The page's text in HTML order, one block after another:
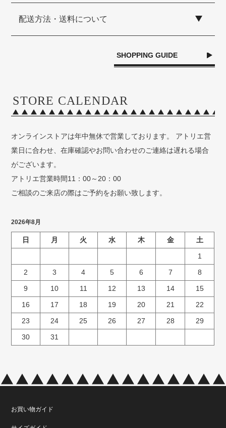
配送方法・送料について
SHOPPING GUIDE
STORE CALENDAR
オンラインストアは年中無休で営業しております。 アトリエ営
業日に合わせ、在庫確認やお問い合わせのご連絡は遅れる場合
がございます。
アトリエ営業時間11：00～20：00
ご相談のご来店の際はご予約をお願い致します。
2026年8月
日 月 火 水 木 金
土
1
2
3 4 5 6 7
8
9
10 11 12 13 14
15
16
17 18 19 20 21
22
23
24 25 26 27 28
29
30
31
お買い物ガイド